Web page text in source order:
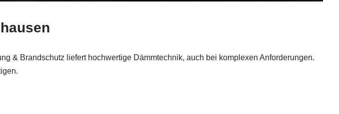
& Brandschutz liefert hochwertige Dämmtechnik, auch bei komplexen Anforderungen.